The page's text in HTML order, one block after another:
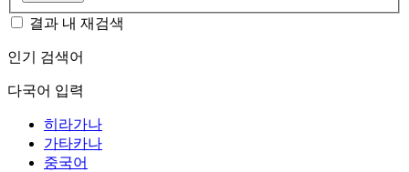
결과 내 재검색
인기 검색어
다국어 입력
히라가나
가타카나
중국어